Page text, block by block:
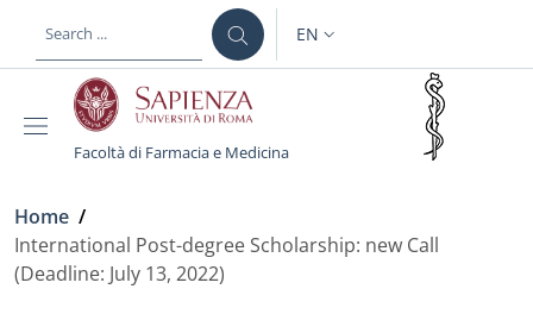
LANGUAGE SWITCHER:
EN
Facoltà di Farmacia e Medicina
Breadcrumb
Home /
International Post-degree Scholarship: new Call
(Deadline: July 13, 2022)